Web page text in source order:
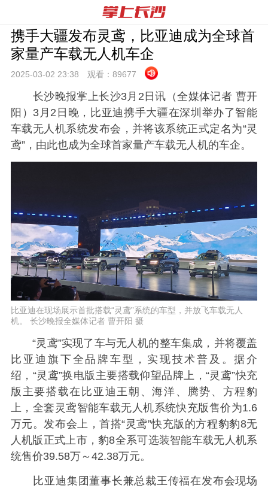
携手大疆发布灵鸢，比亚迪成为全球首
家量产车载无人机车企
2025-03-02 23:38 观看： 89677
长沙晚报掌上长沙3月2日讯（全媒体记者 曹开
阳）3月2日晚，比亚迪携手大疆在深圳举办了智能
车载无人机系统发布会，并将该系统正式定名为“灵
鸢”，由此也成为全球首家量产车载无人机的车企。
比亚迪在现场展示首批搭载“灵鸢”系统的车型，并放飞车载无人
机。 长沙晚报全媒体记者 曹开阳 摄
“灵鸢”实现了车与无人机的整车集成，并将覆盖
比亚迪旗下全品牌车型，实现技术普及。据介
绍，“灵鸢”换电版主要搭载仰望品牌上，“灵鸢”快充
版主要搭载在比亚迪王朝、海洋、腾势、方程豹
上，全套灵鸢智能车载无人机系统快充版售价为1.6
万元。发布会上，首搭“灵鸢”快充版的方程豹豹8无
人机版正式上市，豹8全系可选装智能车载无人机系
统售价39.58万～42.38万元。
比亚迪集团董事长兼总裁王传福在发布会现场